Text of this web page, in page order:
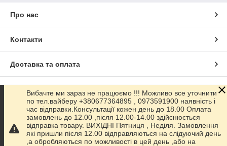
Про нас
Контакти
Доставка та оплата
Графік роботи
Повна версія сайту
Сайт створено на маркетплейсіProm.ua
Вибачте ми зараз не працюємо !!! Можливо все уточнити
по тел.вайберу +380677364895 , 0973591900 наявність і
час відправки.Консультації кожен день до 18.00 Оплата
замовлень до 12.00 ,після 12.00-14.00 здійснюється
відправка товару. ВИХІДНІ Пятниця , Неділя. Замовлення
які пришли після 12.00 відправляються на слідуючий день
,а обробляються по можливості в цей день ,або на